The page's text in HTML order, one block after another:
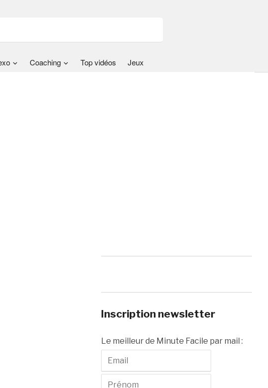
Coaching Top vidéos Jeux
Inscription newsletter
Le meilleur de Minute Facile par mail :